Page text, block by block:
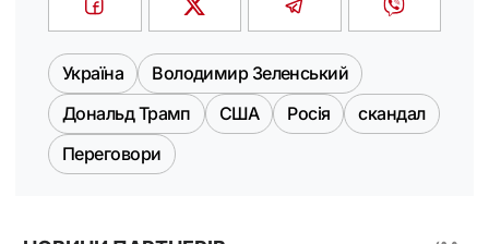
Україна
Володимир Зеленський
Дональд Трамп
США Росія
скандал
Переговори